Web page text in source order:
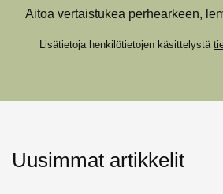
Aitoa vertaistukea perhearkeen,
Lisätietoja henkilötietojen käsittelystä
Uusimmat artikkelit